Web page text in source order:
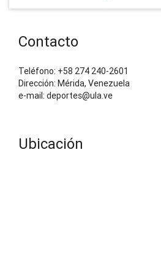
Contacto
Teléfono: +58 274 240-2601
Dirección: Mérida, Venezuela
e-mail: deportes@ula.ve
Ubicación